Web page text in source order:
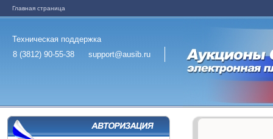
Главная страница
Техническая поддержка
8 (3812) 90-55-38
support@ausib.ru